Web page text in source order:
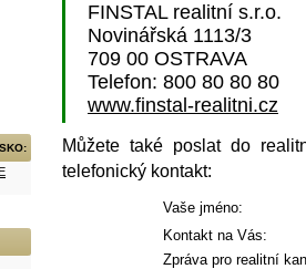
FINSTAL realitní s.r.o.
Novinářská 1113/3
709 00 OSTRAVA
Telefon: 800 80 80 80
www.finstal-realitni.cz
Můžete také poslat do
telefonický kontakt:
Vaše jméno:
Kontakt na Vás:
Zpráva pro realitní